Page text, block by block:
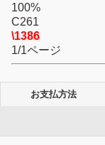
100%
C261
\1386
1/1ページ
お支払方法